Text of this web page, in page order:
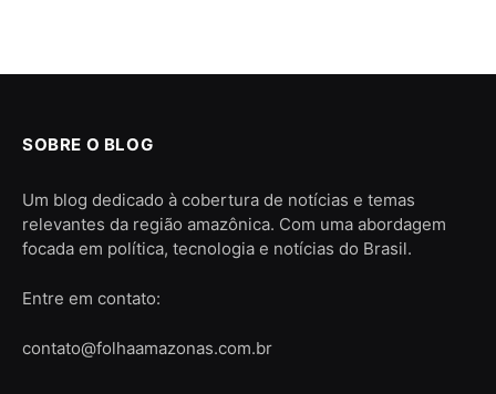
SOBRE O BLOG
Um blog dedicado à cobertura de notícias e temas
relevantes da região amazônica. Com uma abordagem
focada em política, tecnologia e notícias do Brasil.
Entre em contato:
contato@folhaamazonas.com.br